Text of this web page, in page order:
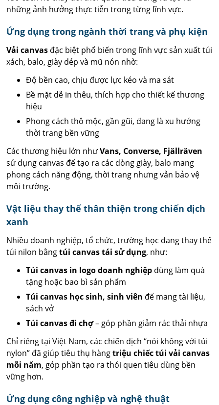
những ảnh hưởng thực tiễn trong từng lĩnh vực.
Ứng dụng trong ngành thời trang và phụ kiện
Vải canvas đặc biệt phổ biến trong lĩnh vực sản xuất túi
xách, balo, giày dép và mũ nón nhờ:
Độ bền cao, chịu được lực kéo và ma sát
Bề mặt dễ in thêu, thích hợp cho thiết kế thương
hiệu
Phong cách thô mộc, gần gũi, đang là xu hướng
thời trang bền vững
Các thương hiệu lớn nhưVans, Converse, Fjällräven
sử dụng canvas để tạo ra các dòng giày, balo mang
phong cách năng động, thời trang nhưng vẫn bảo vệ
môi trường.
Vật liệu thay thế thân thiện trong chiến dịch
xanh
Nhiều doanh nghiệp, tổ chức, trường học đang thay thế
túi nilon bằngtúi canvas tái sử dụng, như:
Túi canvas in logo doanh nghiệp dùng làm quà
tặng hoặc bao bì sản phẩm
Túi canvas học sinh, sinh viên để mang tài liệu,
sách vở
Túi canvas đi chợ– góp phần giảm rác thải nhựa
Chỉ riêng tại Việt Nam, các chiến dịch “nói không với túi
nylon” đã giúp tiêu thụ hàngtriệu chiếc túi vải canvas
mỗi năm, góp phần tạo ra thói quen tiêu dùng bền
vững hơn.
Ứng dụng công nghiệp và nghệ thuật